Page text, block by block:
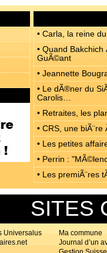
• Carla, la reine
• Quand
GuÃ©ant
• Jeannette
• Le dÃ®ner du
Carolis…
• Retraites, les
• CRS, une
• Les petites
• Perrin :
• Les premiÃ¨res
SITES
Ma commune
Journal d’un
Universalus